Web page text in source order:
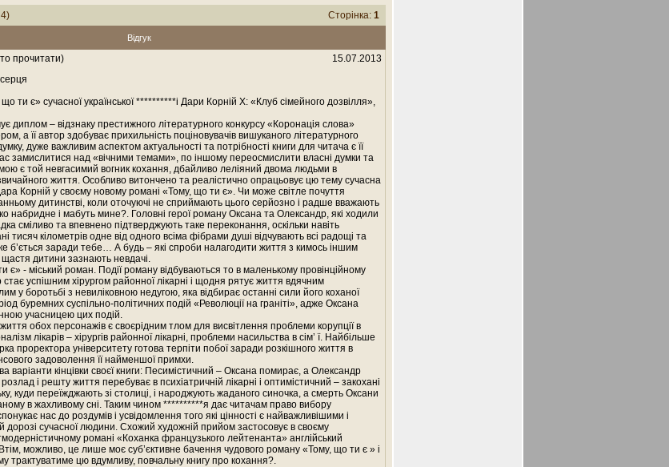
4) Сторінка: 1
Відгук
15.07.2013
прочитати)
ти є» сучасної української **********і Дари Корній Х: «Клуб сімейного дозвілля»,
диплом – відзнаку престижного літературного конкурсу «Коронація слова»
а її автор здобуває прихильність поціновувачів вишуканого літературного
дуже важливим аспектом актуальності та потрібності книги для читача є її
замислитися над «вічними темами», по іншому переосмислити власні думки та
є той невгасимий вогник кохання, дбайливо леліяний двома людьми в
життя. Особливо витончено та реалістично опрацьовує цю тему сучасна
Корній у своєму новому романі «Тому, що ти є». Чи може світле почуття
дитинстві, коли оточуючі не сприймають цього серйозно і радше вважають
набридне і мабуть мине?. Головні герої роману Оксана та Олександр, які ходили
сміливо та впевнено підтверджують таке переконання, оскільки навіть
тисяч кілометрів одне від одного всіма фібрами душі відчувають всі радощі та
б’ється заради тебе… А будь – які спроби налагодити життя з кимось іншим
щастя дитини зазнають невдачі.
- міський роман. Події роману відбуваються то в маленькому провінційному
стає успішним хірургом районної лікарні і щодня рятує життя вдячним
у боротьбі з невиліковною недугою, яка відбирає останні сили його коханої
буремних суспільно-політичних подій «Революції на граніті», адже Оксана
учасницею цих подій.
обох персонажів є своєрідним тлом для висвітлення проблеми корупції в
лікарів – хірургів районної лікарні, проблеми насильства в сім’ ї. Найбільше
проректора університету готова терпіти побої заради розкішного життя в
задоволення її найменшої примхи.
варіанти кінцівки своєї книги: Песимістичний – Оксана помирає, а Олександр
і решту життя перебуває в психіатричній лікарні і оптимістичний – закохані
куди переїжджають зі столиці, і народжують жаданого синочка, а смерть Оксани
в жахливому сні. Таким чином **********я дає читачам право вибору
нас до роздумів і усвідомлення того які цінності є найважливішими і
дорозі сучасної людини. Схожий художній прийом застосовує в своєму
романі «Коханка французького лейтенанта» англійський
можливо, це лише моє суб’єктивне бачення чудового роману «Тому, що ти є » і
трактуватиме цю вдумливу, повчальну книгу про кохання?.